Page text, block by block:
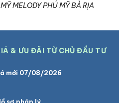
MELODY PHÚ MỸ BÀ RỊA
& ƯU ĐÃI TỪ CHỦ ĐẦU TƯ
mới 07/08/2026
sơ pháp lý